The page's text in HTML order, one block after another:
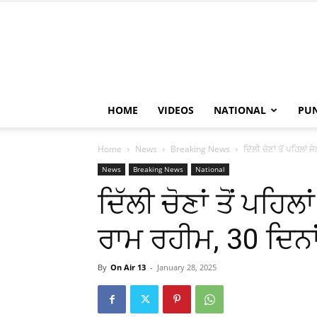
HOME VIDEOS NATIONAL
Home News Breaking News ਦਿੱਲੀ ਚੋਣਾਂ ਤੋਂ ਪਹਿਲਾਂ
News Breaking News National
ਦਿੱਲੀ ਚੋਣਾਂ ਤੋਂ
ਰਾਮ ਰਹੀਮ, 30
By On Air 13 - January 28, 2025